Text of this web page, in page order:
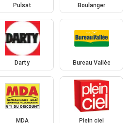
Pulsat Boulanger
Darty Bureau Vallée
MDA Plein ciel